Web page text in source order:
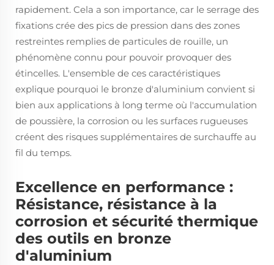
rapidement. Cela a son importance, car le serrage des
fixations crée des pics de pression dans des zones
restreintes remplies de particules de rouille, un
phénomène connu pour pouvoir provoquer des
étincelles. L'ensemble de ces caractéristiques
explique pourquoi le bronze d'aluminium convient si
bien aux applications à long terme où l'accumulation
de poussière, la corrosion ou les surfaces rugueuses
créent des risques supplémentaires de surchauffe au
fil du temps.
Excellence en performance :
Résistance, résistance à la
corrosion et sécurité thermique
des outils en bronze
d'aluminium